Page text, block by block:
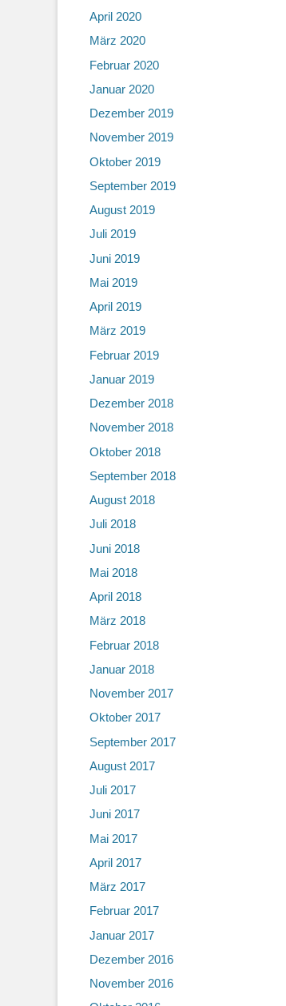
April 2020
März 2020
Februar 2020
Januar 2020
Dezember 2019
November 2019
Oktober 2019
September 2019
August 2019
Juli 2019
Juni 2019
Mai 2019
April 2019
März 2019
Februar 2019
Januar 2019
Dezember 2018
November 2018
Oktober 2018
September 2018
August 2018
Juli 2018
Juni 2018
Mai 2018
April 2018
März 2018
Februar 2018
Januar 2018
November 2017
Oktober 2017
September 2017
August 2017
Juli 2017
Juni 2017
Mai 2017
April 2017
März 2017
Februar 2017
Januar 2017
Dezember 2016
November 2016